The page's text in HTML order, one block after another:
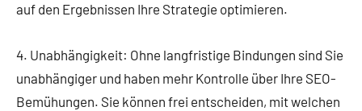
auf den Ergebnissen Ihre Strategie optimieren.
4. Unabhängigkeit: Ohne langfristige Bindungen sind Sie
unabhängiger und haben mehr Kontrolle über Ihre SEO-
Bemühungen. Sie können frei entscheiden, mit welchen